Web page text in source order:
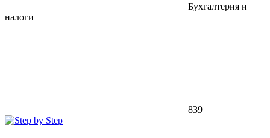
Бухгалтерия и
налоги
839